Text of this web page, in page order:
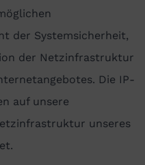
der Systemsicherheit,
der Netzinfrastruktur
Die IP-
auf unsere
unseres